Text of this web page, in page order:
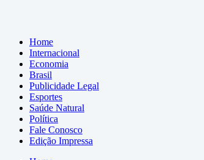
Home
Internacional
Economia
Brasil
Publicidade Legal
Esportes
Saúde Natural
Política
Fale Conosco
Edição Impressa